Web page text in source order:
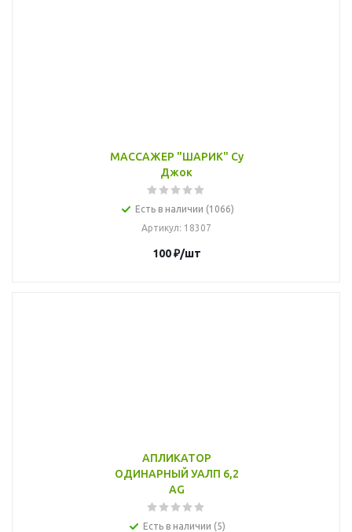
МАССАЖЕР "ШАРИК" Су
Джок
Есть в наличии (1066)
Артикул: 18307
100₽/шт
АПЛИКАТОР
ОДИНАРНЫЙ УАЛП 6,2
AG
Есть в наличии (5)